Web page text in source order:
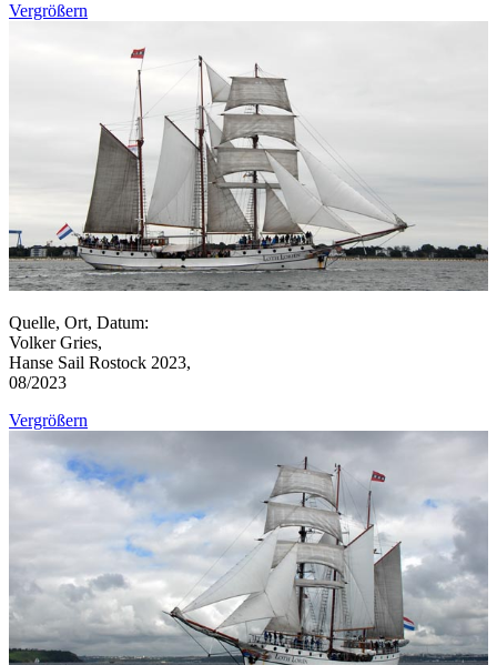
Vergrößern
Quelle, Ort, Datum:
Volker Gries,
Hanse Sail Rostock 2023,
08/2023
Vergrößern